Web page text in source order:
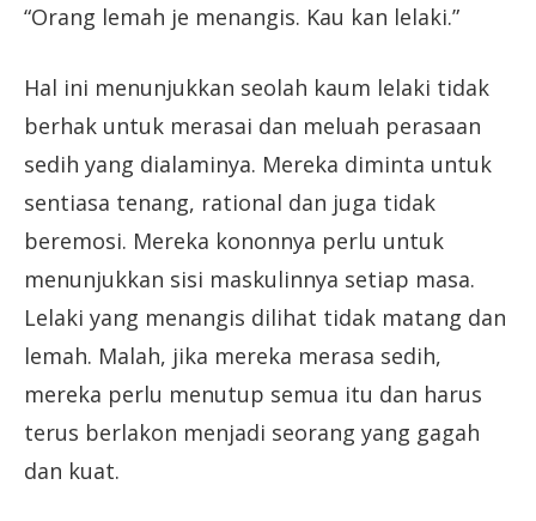
“Orang lemah je menangis. Kau kan lelaki.”
Hal ini menunjukkan seolah kaum lelaki tidak
berhak untuk merasai dan meluah perasaan
sedih yang dialaminya. Mereka diminta untuk
sentiasa tenang, rational dan juga tidak
beremosi. Mereka kononnya perlu untuk
menunjukkan sisi maskulinnya setiap masa.
Lelaki yang menangis dilihat tidak matang dan
lemah. Malah, jika mereka merasa sedih,
mereka perlu menutup semua itu dan harus
terus berlakon menjadi seorang yang gagah
dan kuat.